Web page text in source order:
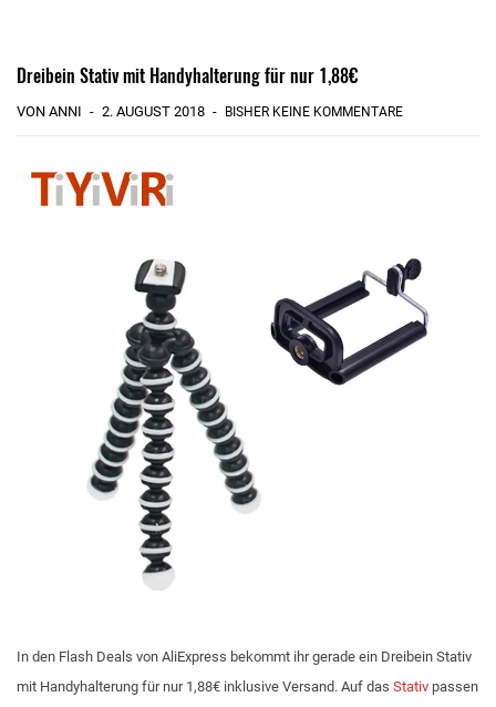
Dreibein Stativ mit Handyhalterung für nur 1,88€
VON ANNI 2. AUGUST 2018 BISHER KEINE KOMMENTARE
In den Flash Deals von AliExpress bekommt ihr gerade ein Dreibein Stativ
mit Handyhalterung für nur 1,88€ inklusive Versand. Auf das Stativ passen